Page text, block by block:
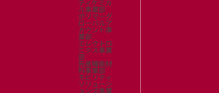
ティケミカ
ル事業部
ポリマーグ
ローバルア
カウント事
業部
エレクトロ
ニクス事業
部
先進機能材
料事業部
モビリティ
ソリューシ
ョンズ事業